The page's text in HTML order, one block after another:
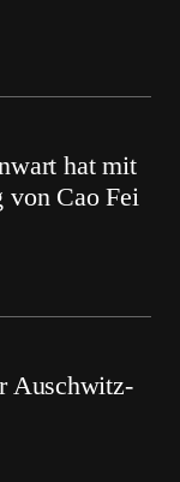
hat mit
von Cao Fei
Auschwitz-